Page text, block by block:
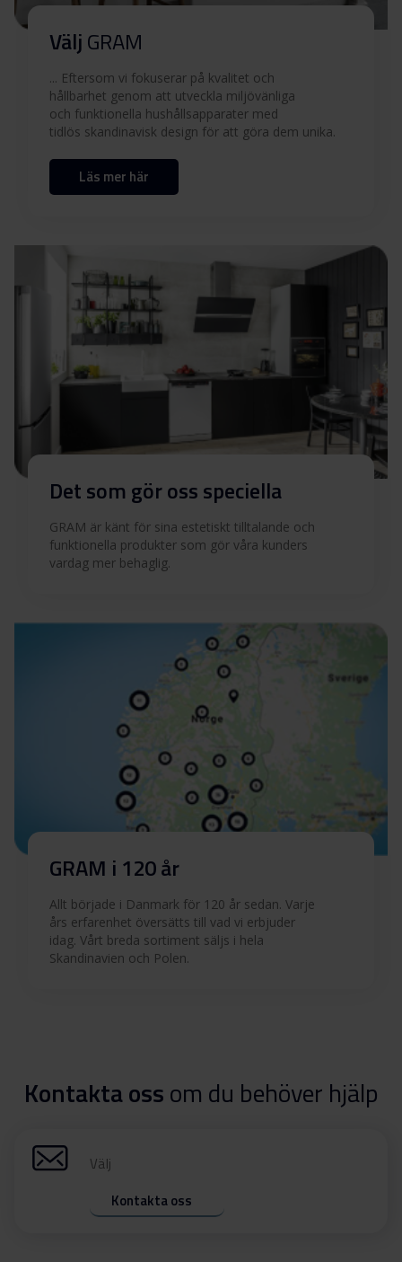
Användarmanual (FI)
Produktbild DDH 60084
Produktbild DDH 60084
VäljGRAM
... Eftersom vi fokuserar på kvalitet och
hållbarhet genom att utveckla miljövänliga
och funktionella hushållsapparater med
tidlös skandinavisk design för att göra dem unika.
Läs mer här
Det som gör oss speciella
GRAM är känt för sina estetiskt tilltalande och
funktionella produkter som gör våra kunders
vardag mer behaglig.
GRAM i 120 år
Allt började i Danmark för 120 år sedan. Varje
års erfarenhet översätts till vad vi erbjuder
idag. Vårt breda sortiment säljs i hela
Skandinavien och Polen.
Kontakta ossom du behöver hjälp
Välj
Kontakta oss